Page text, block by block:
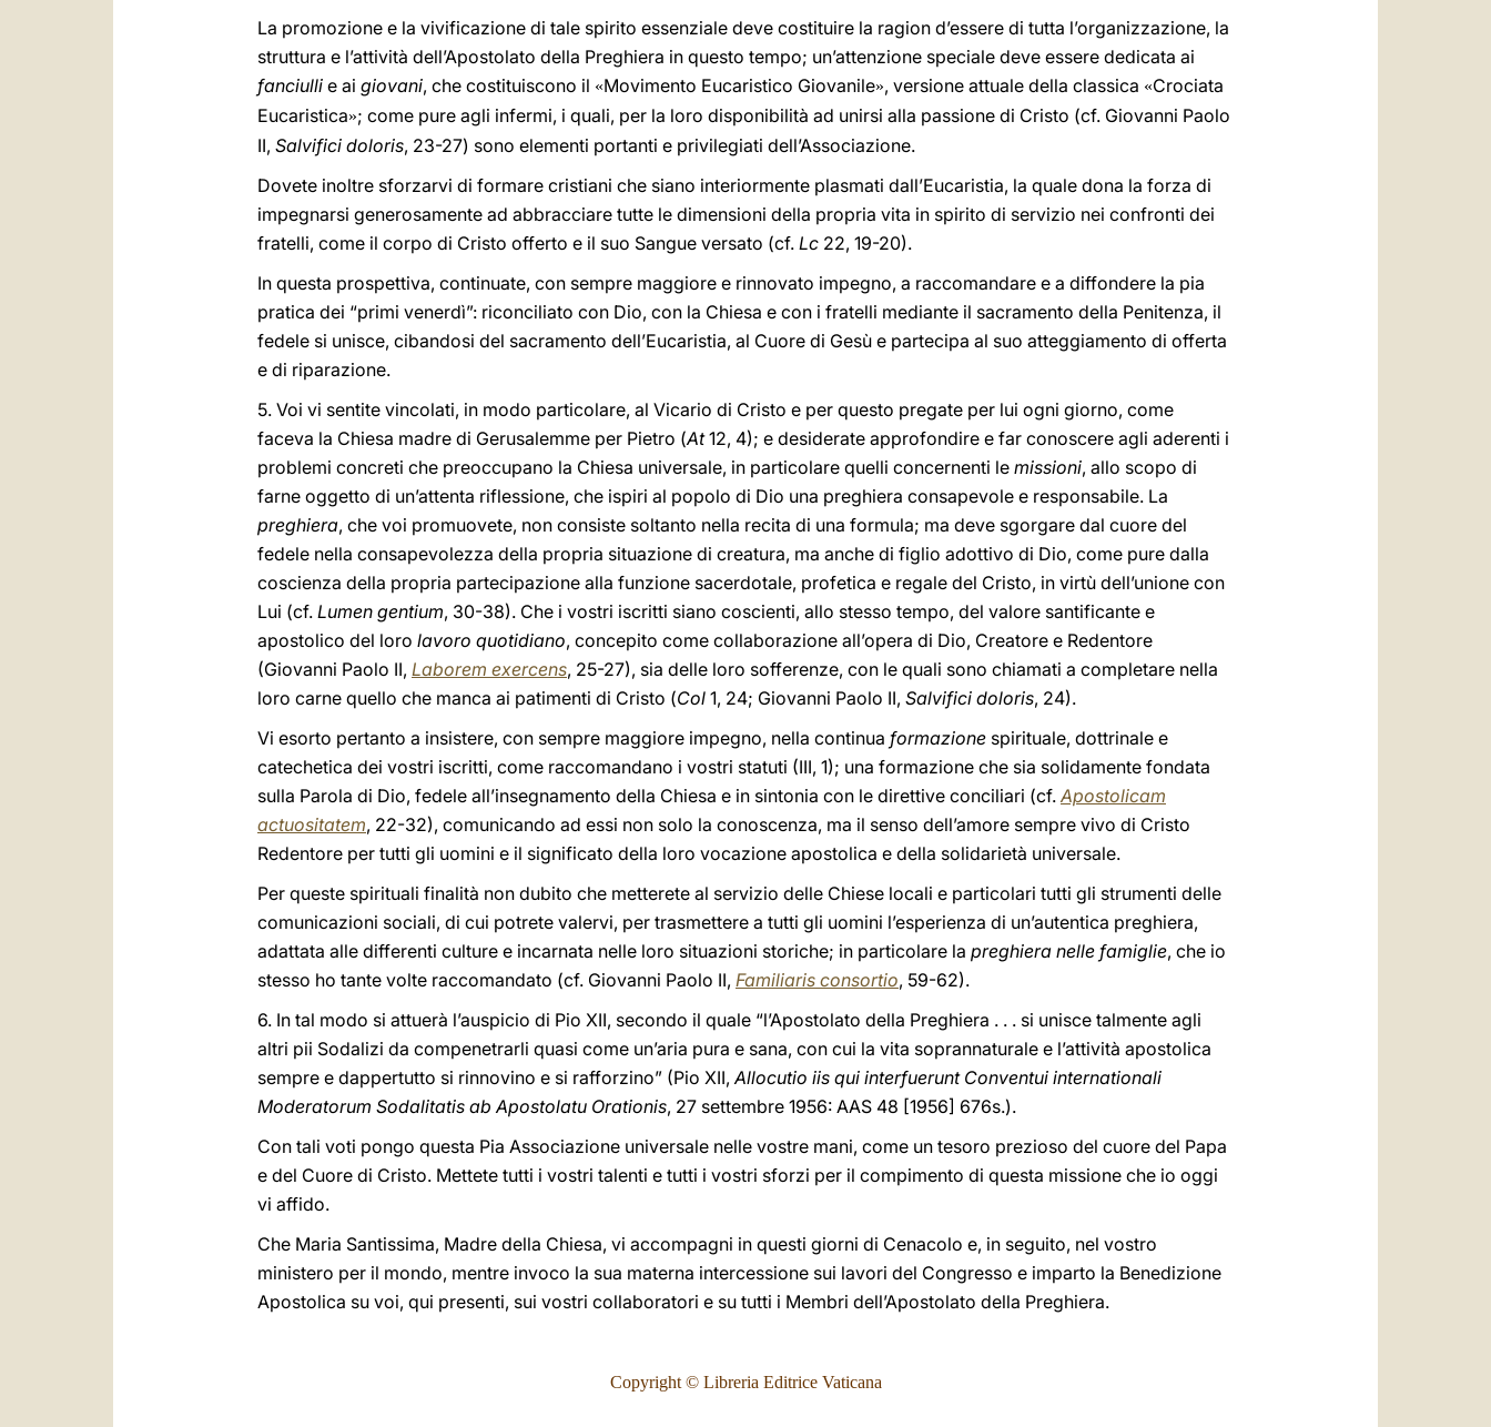
La promozione e la vivificazione di tale spirito essenziale deve costituire la ragion d’essere di tutta l’organizzazione, la
struttura e l’attività dell’Apostolato della Preghiera in questo tempo; un’attenzione speciale deve essere dedicata ai
fanciulli e ai giovani, che costituiscono il «Movimento Eucaristico Giovanile», versione attuale della classica «Crociata
Eucaristica»; come pure agli infermi, i quali, per la loro disponibilità ad unirsi alla passione di Cristo (cf. Giovanni Paolo
II, Salvifici doloris, 23-27) sono elementi portanti e privilegiati dell’Associazione.
Dovete inoltre sforzarvi di formare cristiani che siano interiormente plasmati dall’Eucaristia, la quale dona la forza di
impegnarsi generosamente ad abbracciare tutte le dimensioni della propria vita in spirito di servizio nei confronti dei
fratelli, come il corpo di Cristo offerto e il suo Sangue versato (cf. Lc 22, 19-20).
In questa prospettiva, continuate, con sempre maggiore e rinnovato impegno, a raccomandare e a diffondere la pia
pratica dei “primi venerdì”: riconciliato con Dio, con la Chiesa e con i fratelli mediante il sacramento della Penitenza, il
fedele si unisce, cibandosi del sacramento dell’Eucaristia, al Cuore di Gesù e partecipa al suo atteggiamento di offerta
e di riparazione.
5. Voi vi sentite vincolati, in modo particolare, al Vicario di Cristo e per questo pregate per lui ogni giorno, come
faceva la Chiesa madre di Gerusalemme per Pietro (At12, 4); e desiderate approfondire e far conoscere agli aderenti i
problemi concreti che preoccupano la Chiesa universale, in particolare quelli concernenti le missioni, allo scopo di
farne oggetto di un’attenta riflessione, che ispiri al popolo di Dio una preghiera consapevole e responsabile. La
preghiera, che voi promuovete, non consiste soltanto nella recita di una formula; ma deve sgorgare dal cuore del
fedele nella consapevolezza della propria situazione di creatura, ma anche di figlio adottivo di Dio, come pure dalla
coscienza della propria partecipazione alla funzione sacerdotale, profetica e regale del Cristo, in virtù dell’unione con
Lui (cf. Lumen gentium, 30-38). Che i vostri iscritti siano coscienti, allo stesso tempo, del valore santificante e
apostolico del loro lavoro quotidiano, concepito come collaborazione all’opera di Dio, Creatore e Redentore
(Giovanni Paolo II, Laborem exercens, 25-27), sia delle loro sofferenze, con le quali sono chiamati a completare nella
loro carne quello che manca ai patimenti di Cristo (Col 1, 24; Giovanni Paolo II, Salvifici doloris, 24).
Vi esorto pertanto a insistere, con sempre maggiore impegno, nella continua formazione spirituale, dottrinale e
catechetica dei vostri iscritti, come raccomandano i vostri statuti (III, 1); una formazione che sia solidamente fondata
sulla Parola di Dio, fedele all’insegnamento della Chiesa e in sintonia con le direttive conciliari (cf. Apostolicam
actuositatem, 22-32), comunicando ad essi non solo la conoscenza, ma il senso dell’amore sempre vivo di Cristo
Redentore per tutti gli uomini e il significato della loro vocazione apostolica e della solidarietà universale.
Per queste spirituali finalità non dubito che metterete al servizio delle Chiese locali e particolari tutti gli strumenti delle
comunicazioni sociali, di cui potrete valervi, per trasmettere a tutti gli uomini l’esperienza di un’autentica preghiera,
adattata alle differenti culture e incarnata nelle loro situazioni storiche; in particolare la preghiera nelle famiglie, che io
stesso ho tante volte raccomandato (cf. Giovanni Paolo II, Familiaris consortio, 59-62).
6. In tal modo si attuerà l’auspicio di Pio XII, secondo il quale “l’Apostolato della Preghiera . . . si unisce talmente agli
altri pii Sodalizi da compenetrarli quasi come un’aria pura e sana, con cui la vita soprannaturale e l’attività apostolica
sempre e dappertutto si rinnovino e si rafforzino” (Pio XII,Allocutio iis qui interfuerunt Conventui internationali
Moderatorum Sodalitatis ab Apostolatu Orationis, 27 settembre 1956: AAS 48 [1956] 676s.).
Con tali voti pongo questa Pia Associazione universale nelle vostre mani, come un tesoro prezioso del cuore del Papa
e del Cuore di Cristo. Mettete tutti i vostri talenti e tutti i vostri sforzi per il compimento di questa missione che io oggi
vi affido.
Che Maria Santissima, Madre della Chiesa, vi accompagni in questi giorni di Cenacolo e, in seguito, nel vostro
ministero per il mondo, mentre invoco la sua materna intercessione sui lavori del Congresso e imparto la Benedizione
Apostolica su voi, qui presenti, sui vostri collaboratori e su tutti i Membri dell’Apostolato della Preghiera.
Copyright © Libreria Editrice Vaticana